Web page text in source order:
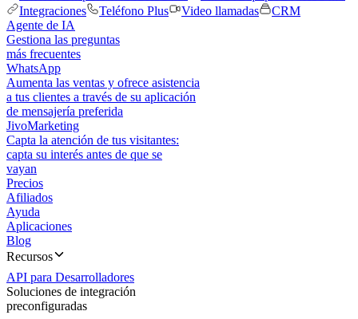
Integraciones
Teléfono Plus Video llamadas
CRM
Agente de IA
Gestiona las preguntas
más frecuentes
WhatsApp
Aumenta las ventas y ofrece asistencia
a tus clientes a través de su aplicación
de mensajería preferida
JivoMarketing
Capta la atención de tus visitantes:
capta su interés antes de que se
vayan
Precios
Afiliados
Ayuda
Aplicaciones
Blog
Recursos
API para Desarrolladores
Soluciones de integración
preconfiguradas